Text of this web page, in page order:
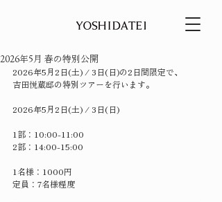
2026年5月 春の特別公開
2026年5月2日(土) / 3日(日)の2日間限定で、
吉田悦蔵邸の特別ツアーを行います。
2026年5月2日(土) / 3日(日)
1部：10:00-11:00
2部：14:00-15:00
1名様：1000円
定員：7名様程度